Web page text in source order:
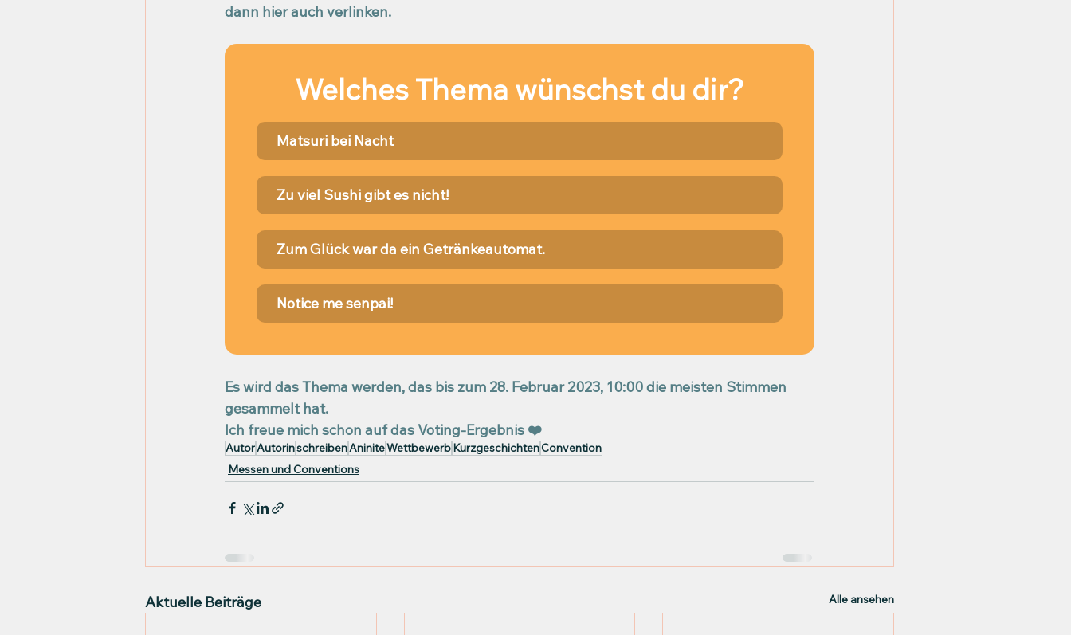
dann hier auch verlinken.
Welches Thema wünschst du dir?
Matsuri bei Nacht
Zu viel Sushi gibt es nicht!
Zum Glück war da ein Getränkeautomat.
Notice me senpai!
Es wird das Thema werden, das bis zum 28. Februar 2023, 10:00 die meisten Stimmen
gesammelt hat.
Ich freue mich schon auf das Voting-Ergebnis ❤️
AutorAutorinschreibenAniniteWettbewerbKurzgeschichtenConvention
Messen und Conventions
Aktuelle Beiträge Alle ansehen